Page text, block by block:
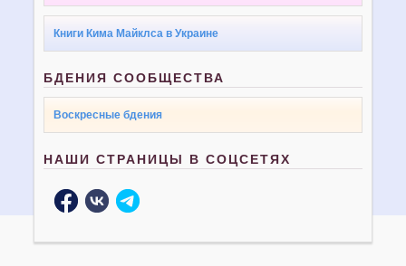
Книги Кима Майклса в Украине
БДЕНИЯ СООБЩЕСТВА
Воскресные бдения
НАШИ СТРАНИЦЫ В СОЦСЕТЯХ